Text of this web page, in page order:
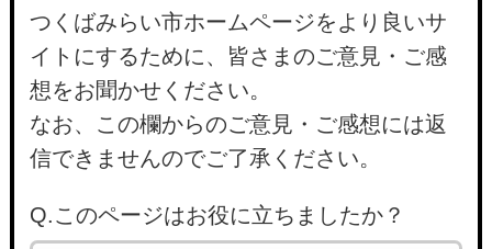
つくばみらい市ホームページをより良いサ
イトにするために、皆さまのご意見・ご感
想をお聞かせください。
なお、この欄からのご意見・ご感想には返
信できませんのでご了承ください。
Q.このページはお役に立ちましたか？